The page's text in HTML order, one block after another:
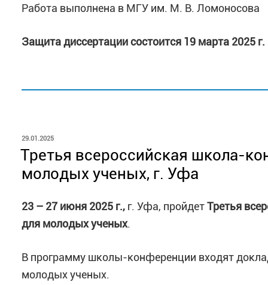
Работа выполнена в МГУ им. М. В. Ломоносова
Защита диссертации состоится 19 марта 2025 г.
ОПУБЛИКОВАНО
29.01.2025
Третья всероссийская школа-
молодых ученых, г. Уфа
23 – 27 июня 2025 г., г. Уфа, пройдетТретья
для молодых ученых.
В программу школы-конференции входят
молодых ученых.